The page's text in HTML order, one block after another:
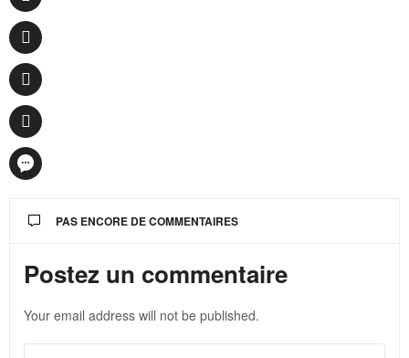
PAS ENCORE DE COMMENTAIRES
Postez un commentaire
Your email address will not be published.